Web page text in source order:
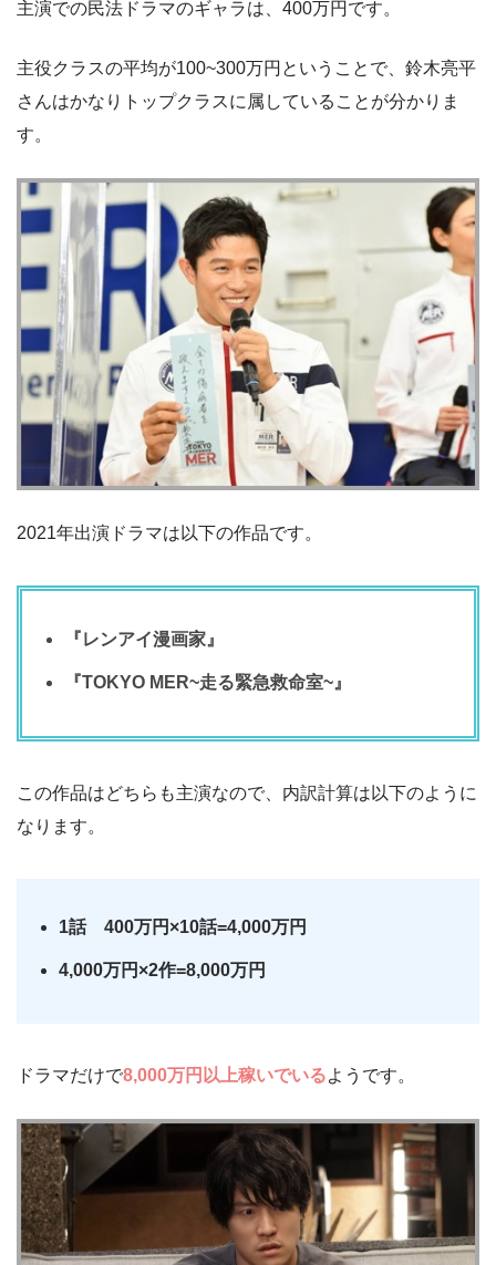
主演での民法ドラマのギャラは、400万円です。
主役クラスの平均が100~300万円ということで、鈴木亮平
さんはかなりトップクラスに属していることが分かりま
す。
2021年出演ドラマは以下の作品です。
『レンアイ漫画家』
『TOKYO MER~走る緊急救命室~』
この作品はどちらも主演なので、内訳計算は以下のように
なります。
1話 400万円×10話=4,000万円
4,000万円×2作=8,000万円
ドラマだけで8,000万円以上稼いでいるようです。